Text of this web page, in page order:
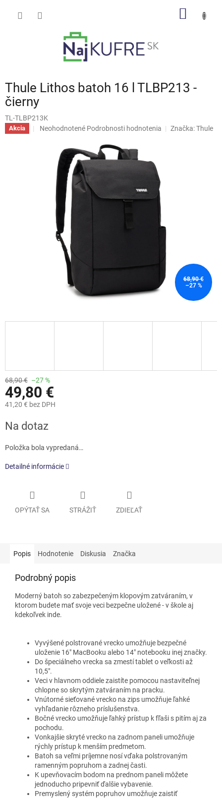
Thule Lithos batoh 16 l TLBP213 -
čierny
TL-TLBP213K
Akcia
Priemerné
hviezdičiek.
Neohodnotené Podrobnosti hodnotenia Značka:Thule
68,90 €
–27 %
68,90 € –27 %
49,80 €
41,20 € bez DPH
cena:
Na dotaz
Položka bola vypredaná…
Detailné informácie
OPÝTAŤ SA STRÁŽIŤ ZDIEĽAŤ
Popis Hodnotenie Diskusia Značka
Podrobný popis
Moderný batoh so zabezpečeným klopovým zatváraním, v
ktorom budete mať svoje veci bezpečne uložené - v škole aj
kdekoľvek inde.
Vyvýšené polstrované vrecko umožňuje bezpečné
uloženie 16" MacBooku alebo 14" notebooku inej značky.
Do špeciálneho vrecka sa zmestí tablet o veľkosti až
10,5".
Veci v hlavnom oddiele zaistíte pomocou nastaviteľnej
chlopne so skrytým zatváraním na pracku.
Vnútorné sieťované vrecko na zips umožňuje ľahké
vyhľadanie rôzneho príslušenstva.
Bočné vrecko umožňuje ľahký prístup k fľaši s pitím aj za
pochodu.
Vonkajšie skryté vrecko na zadnom paneli umožňuje
rýchly prístup k menším predmetom.
Batoh sa veľmi príjemne nosí vďaka polstrovaným
ramenným popruhom a zadnej časti.
K upevňovacím bodom na prednom paneli môžete
jednoducho pripevniť ďalšie vybavenie.
Premyslený systém popruhov umožňuje zaistiť